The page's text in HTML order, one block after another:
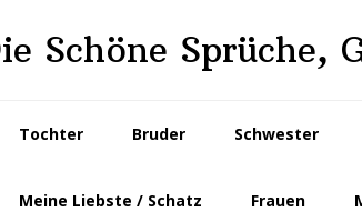
Schöne Sprüche,
Tochter Bruder Schwester
Meine Liebste / Schatz Frauen